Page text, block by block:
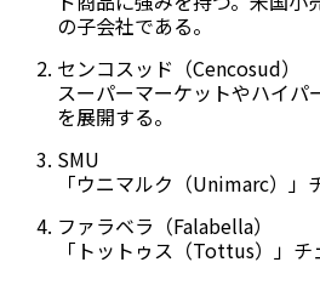
の子会社である。
センコスッド（Cencosud）
スーパーマーケットやハイパ
を展開する。
SMU
「ウニマルク（Unimarc）」
ファラベラ（Falabella）
「トットゥス（Tottus）」チ